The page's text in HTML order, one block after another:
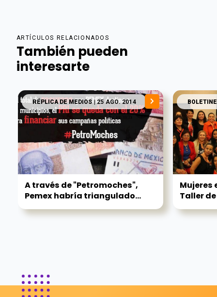
ARTÍCULOS RELACIONADOS
También pueden
interesarte
RÉPLICA DE MEDIOS| 25 AGO. 2014
A través de "Petromoches",
Pemex habría triangulado...
Mujeres
Taller